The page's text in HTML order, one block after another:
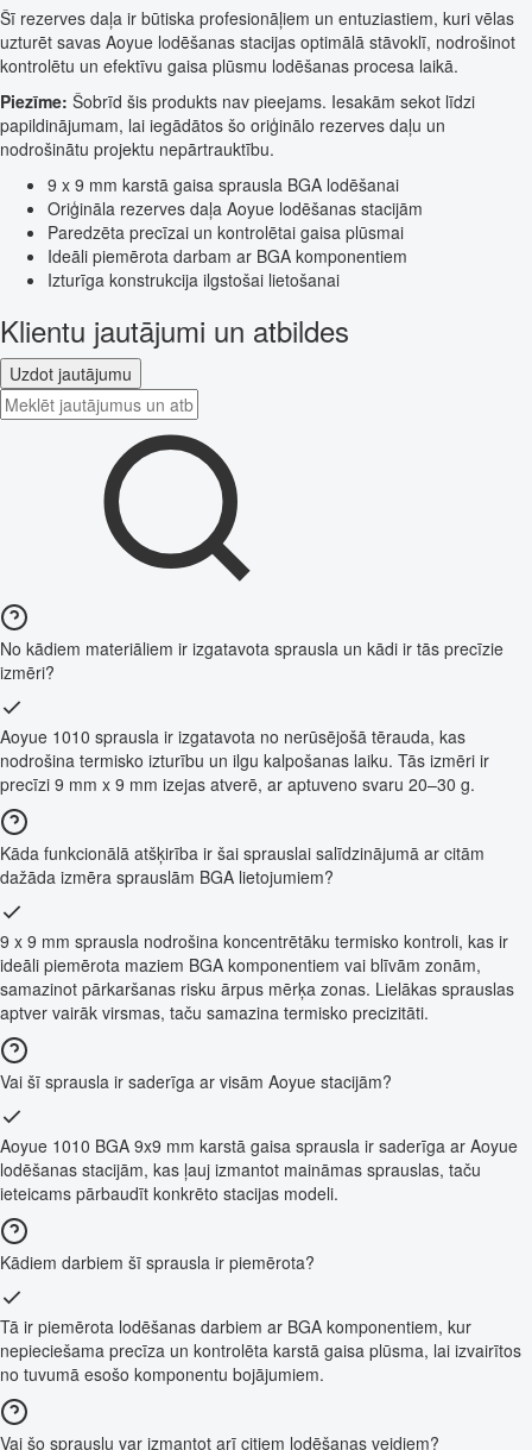
Šī rezerves daļa ir būtiska profesionāļiem un entuziastiem, kuri vēlas
uzturēt savas Aoyue lodēšanas stacijas optimālā stāvoklī, nodrošinot
kontrolētu un efektīvu gaisa plūsmu lodēšanas procesa laikā.
Piezīme: Šobrīd šis produkts nav pieejams. Iesakām sekot līdzi
papildinājumam, lai iegādātos šo oriģinālo rezerves daļu un
nodrošinātu projektu nepārtrauktību.
9 x 9 mm karstā gaisa sprausla BGA lodēšanai
Oriģināla rezerves daļa Aoyue lodēšanas stacijām
Paredzēta precīzai un kontrolētai gaisa plūsmai
Ideāli piemērota darbam ar BGA komponentiem
Izturīga konstrukcija ilgstošai lietošanai
Klientu jautājumi un atbildes
Uzdot jautājumu
No kādiem materiāliem ir izgatavota sprausla un kādi ir tās precīzie
izmēri?
Aoyue 1010 sprausla ir izgatavota no nerūsējošā tērauda, kas
nodrošina termisko izturību un ilgu kalpošanas laiku. Tās izmēri ir
precīzi 9 mm x 9 mm izejas atverē, ar aptuveno svaru 20–30 g.
Kāda funkcionālā atšķirība ir šai sprauslai salīdzinājumā ar citām
dažāda izmēra sprauslām BGA lietojumiem?
9 x 9 mm sprausla nodrošina koncentrētāku termisko kontroli, kas ir
ideāli piemērota maziem BGA komponentiem vai blīvām zonām,
samazinot pārkaršanas risku ārpus mērķa zonas. Lielākas sprauslas
aptver vairāk virsmas, taču samazina termisko precizitāti.
Vai šī sprausla ir saderīga ar visām Aoyue stacijām?
Aoyue 1010 BGA 9x9 mm karstā gaisa sprausla ir saderīga ar Aoyue
lodēšanas stacijām, kas ļauj izmantot maināmas sprauslas, taču
ieteicams pārbaudīt konkrēto stacijas modeli.
Kādiem darbiem šī sprausla ir piemērota?
Tā ir piemērota lodēšanas darbiem ar BGA komponentiem, kur
nepieciešama precīza un kontrolēta karstā gaisa plūsma, lai izvairītos
no tuvumā esošo komponentu bojājumiem.
Vai šo sprauslu var izmantot arī citiem lodēšanas veidiem?